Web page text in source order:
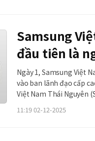
động Rajamangal
Samsung
đầu tiên là
Ngày 1, Samsung Việt
vào ban lãnh đạo cấp
Việt Nam Thái Nguyên (SEVT). Theo Samsung Việt Nam, ông
pháp nhân sản xuất của
11:19 02-12-2025